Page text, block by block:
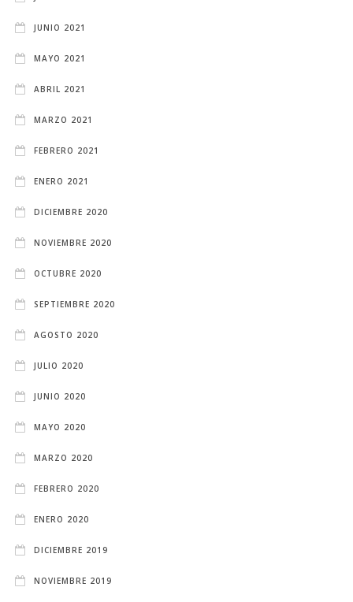
JUNIO 2021
MAYO 2021
ABRIL 2021
MARZO 2021
FEBRERO 2021
ENERO 2021
DICIEMBRE 2020
NOVIEMBRE 2020
OCTUBRE 2020
SEPTIEMBRE 2020
AGOSTO 2020
JULIO 2020
JUNIO 2020
MAYO 2020
MARZO 2020
FEBRERO 2020
ENERO 2020
DICIEMBRE 2019
NOVIEMBRE 2019